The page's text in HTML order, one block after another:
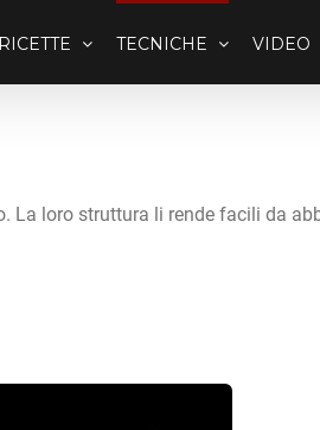
RICETTE TECNICHE VIDEO
loro struttura li rende facili da